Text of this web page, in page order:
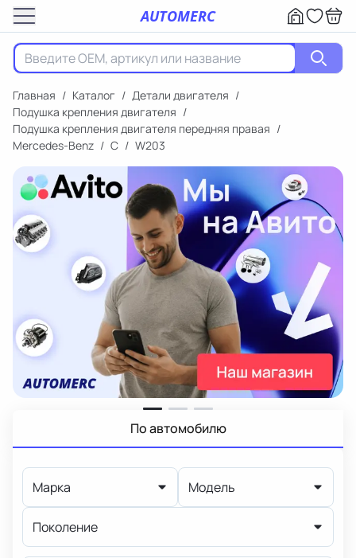
AUTOMERC
Главная / Каталог / Детали двигателя /
Подушка крепления двигателя /
Подушка крепления двигателя передняя правая /
Mercedes-Benz / C / W203
По автомобилю
Марка Модель
Поколение